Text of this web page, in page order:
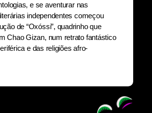
e se aventurar nas
independentes começou
de “Oxóssi”, quadrinho que
Chao Gizan, num retrato fantástico
e das religiões afro-